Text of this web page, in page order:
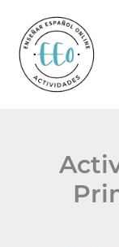
content